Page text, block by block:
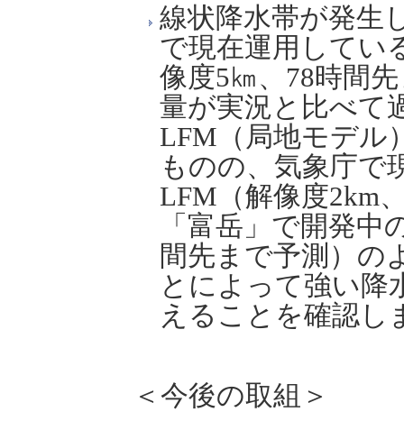
線状降水帯が発生
で現在運用してい
像度5㎞、78時間
量が実況と比べて
LFM（局地モデル
ものの、気象庁で
LFM（解像度2km
「富岳」で開発中
間先まで予測）の
とによって強い降
えることを確認し
＜今後の取組＞